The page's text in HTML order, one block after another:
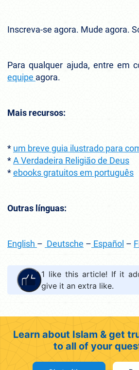
Inscreva-se agora. Mude agora.
Para qualquer ajuda, entre em
equipe agora.
Mais recursos:
* um breve guia ilustrado para
*A Verdadeira Religião de Deus
*ebooks gratuitos em português
Outras línguas:
English – Deutsche – Español –
1 like this article! If it
give it an extra like.
Learn about Islam & get
to all of your